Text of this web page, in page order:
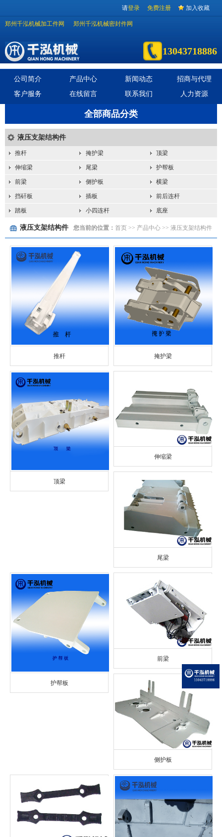
请登录 免费注册 加入收藏
郑州千泓机械加工件网 郑州千泓机械密封件网
13043718886
公司简介 产品中心 新闻动态
招商与代理
客户服务
在线留言 联系我们 人力资源
全部商品分类
液压支架结构件
推杆 掩护梁 顶梁
伸缩梁 尾梁 护帮板
前梁 侧护板 横梁
挡矸板 插板 前后连杆
踏板 小四连杆 底座
您当前的位置： 首页 >> 产品中心 >> 液压支架结构件
液压支架结构件
推杆 掩护梁
顶梁
伸缩梁
尾梁
护帮板
前梁
侧护板